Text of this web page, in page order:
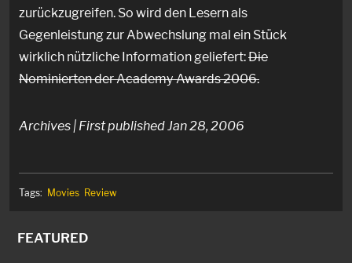
zurückzugreifen. So wird den Lesern als
Gegenleistung zur Abwechslung mal ein Stück
wirklich nützliche Information geliefert:Die
Nominierten der Academy Awards 2006.
Archives | First published Jan 28, 2006
Tags: Movies Review
FEATURED